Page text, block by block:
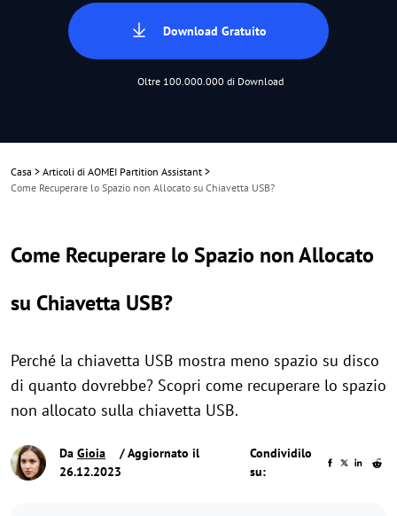
Download Gratuito
Oltre 100.000.000 di Download
Casa > Articoli di AOMEI Partition Assistant >
Come Recuperare lo Spazio non Allocato su Chiavetta USB?
Come Recuperare lo Spazio non Allocato
su Chiavetta USB?
Perché la chiavetta USB mostra meno spazio su disco
di quanto dovrebbe? Scopri come recuperare lo spazio
non allocato sulla chiavetta USB.
Da Gioia
/ Aggiornato il
26.12.2023
Condividilo
su: